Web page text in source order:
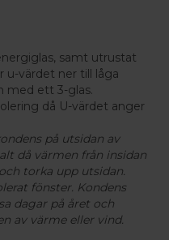
samt utrustat
u-värdet ner till låga
med ett 3-glas.
då U-värdet anger
på utsidan av
då värmen från insidan
torka upp utsidan.
fönster. Kondens
dagar på året och
av värme eller vind.